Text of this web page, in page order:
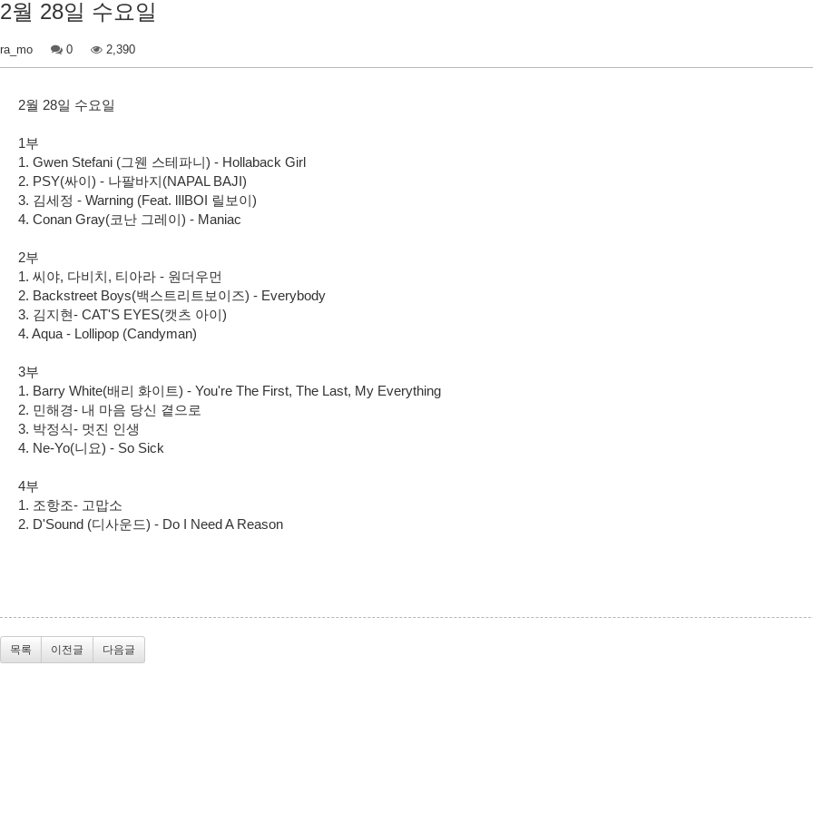
2월 28일 수요일
ra_mo 0 2,390
2월 28일 수요일
1부
1. Gwen Stefani (그웬 스테파니) - Hollaback Girl
2. PSY(싸이) - 나팔바지(NAPAL BAJI)
3. 김세정 - Warning (Feat. lIlBOI 릴보이)
4. Conan Gray(코난 그레이) - Maniac
2부
1. 씨야, 다비치, 티아라 - 원더우먼
2. Backstreet Boys(백스트리트보이즈) - Everybody
3. 김지현- CAT'S EYES(캣츠 아이)
4. Aqua - Lollipop (Candyman)
3부
1. Barry White(배리 화이트) - You're The First, The Last, My Everything
2. 민해경- 내 마음 당신 곁으로
3. 박정식- 멋진 인생
4. Ne-Yo(니요) - So Sick
4부
1. 조항조- 고맙소
2. D'Sound (디사운드) - Do I Need A Reason
목록 이전글 다음글